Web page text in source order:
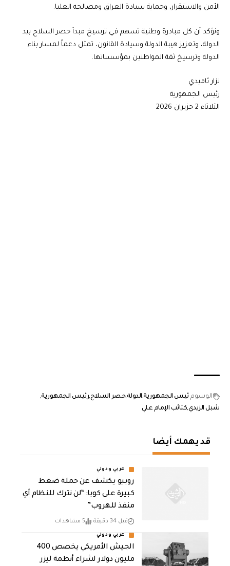
الأمن والاستقرار، وحماية سيادة العراق ومصالحه العليا.
ونؤكد أن كل مبادرة وطنية تسهم في ترسيخ مبدأ حصر السلاح بيد
الدولة، وتعزيز هيبة الدولة وسيادة القانون، تمثل دعماً لمسار بناء
الدولة وترسيخ ثقة المواطنين بمؤسساتها.
نزار ئاميدي
رئيس الجمهورية
الثلاثاء 2 حزيران 2026
الوسوم ئيس الجمهورية الدولةحصر السلاحرئيس الجمهورية
شبل الزيديكتائب الإمام علي
قد يهمك أيضا
عربي ودولي
روبيو يكشف عن حملة ضغط
كبيرة على كوبا: “لن نترك للنظام أي
منفذ للهروب”
قبل 34 دقيقة 5 مشاهدات
عربي ودولي
الجيش الأمريكي يخصص 400
مليون دولار لشراء أنظمة ليزر